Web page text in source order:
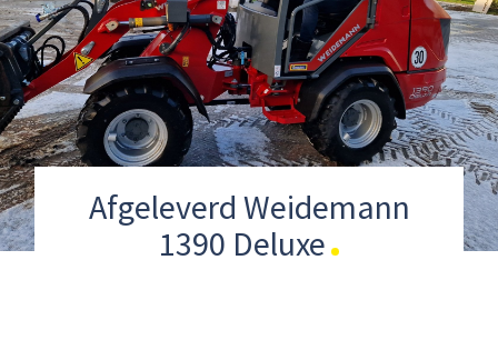
Afgeleverd Weidemann
1390 Deluxe